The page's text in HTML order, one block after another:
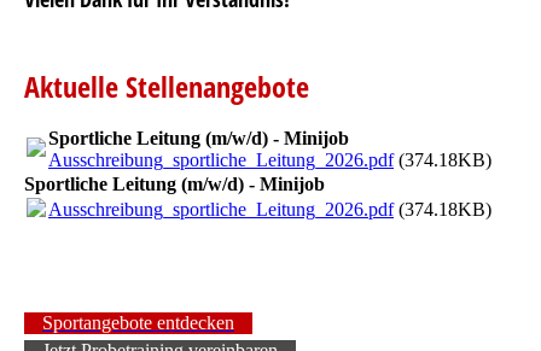
Aktuelle Stellenangebote
Sportliche Leitung (m/w/d) - Minijob
Ausschreibung_sportliche_Leitung_2026.pdf(374.18KB)
Sportliche Leitung (m/w/d) - Minijob
Ausschreibung_sportliche_Leitung_2026.pdf(374.18KB)
Sportangebote entdecken